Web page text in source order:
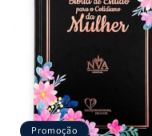
Ribeiro
Ribeiro
Promoção